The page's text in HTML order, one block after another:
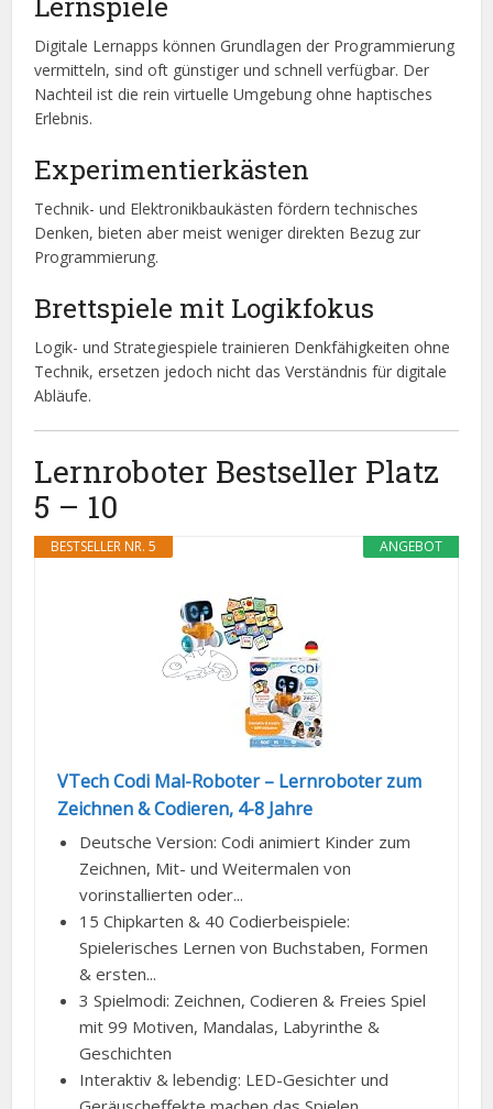
Digitale Lernapps können Grundlagen der Programmierung
vermitteln, sind oft günstiger und schnell verfügbar. Der
Nachteil ist die rein virtuelle Umgebung ohne haptisches
Erlebnis.
Experimentierkästen
Technik- und Elektronikbaukästen fördern technisches
Denken, bieten aber meist weniger direkten Bezug zur
Programmierung.
Brettspiele mit Logikfokus
Logik- und Strategiespiele trainieren Denkfähigkeiten ohne
Technik, ersetzen jedoch nicht das Verständnis für digitale
Abläufe.
Lernroboter Bestseller Platz
5 – 10
ANGEBOT
BESTSELLER NR. 5
VTech Codi Mal-Roboter – Lernroboter zum
Zeichnen & Codieren, 4-8 Jahre
Deutsche Version: Codi animiert Kinder zum
Zeichnen, Mit- und Weitermalen von
vorinstallierten oder...
15 Chipkarten & 40 Codierbeispiele:
Spielerisches Lernen von Buchstaben, Formen
& ersten...
3 Spielmodi: Zeichnen, Codieren & Freies Spiel
mit 99 Motiven, Mandalas, Labyrinthe &
Geschichten
Interaktiv & lebendig: LED-Gesichter und